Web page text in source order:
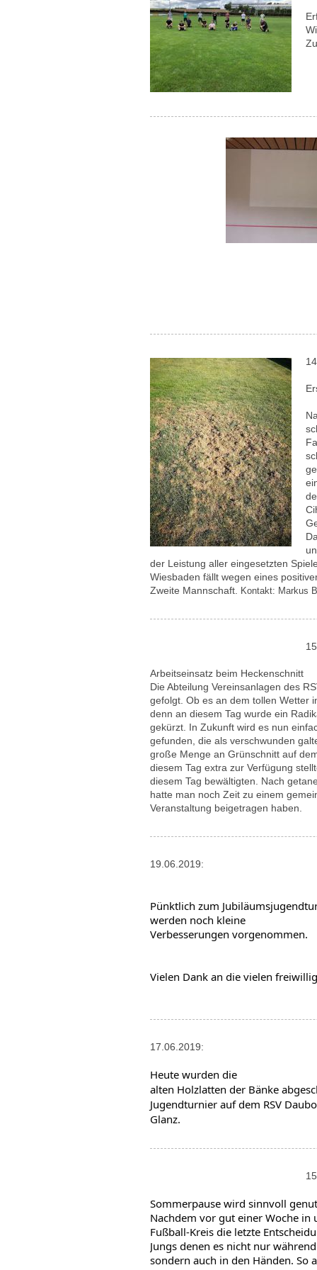
der Leistung aller eingesetzten
Wiesbaden fällt wegen eines
Zweite Mannschaft. Kontakt: Markus
Arbeitseinsatz beim Heckenschnitt
Die Abteilung Vereinsanlagen des
gefolgt. Ob es an dem tollen Wetter
denn an diesem Tag wurde ein
gekürzt. In Zukunft wird es nun
gefunden, die als verschwunden
große Menge an Grünschnitt auf
diesem Tag extra zur Verfügung
diesem Tag bewältigten. Nach
hatte man noch Zeit zu einem
Veranstaltung beigetragen haben.
19.06.2019:
Pünktlich zum
werden noch kleine
Verbesserungen vorgenommen.
Vielen Dank an die vielen
17.06.2019:
Heute wurden die
alten Holzlatten der Bänke
Jugendturnier auf dem RSV
Glanz.
Sommerpause wird sinnvoll
Nachdem vor gut einer Woche in
Fußball-Kreis die letzte
Jungs denen es nicht nur
sondern auch in den Händen. So